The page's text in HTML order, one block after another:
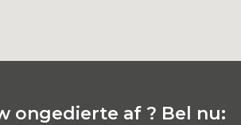
ongedierte af ? Bel nu: